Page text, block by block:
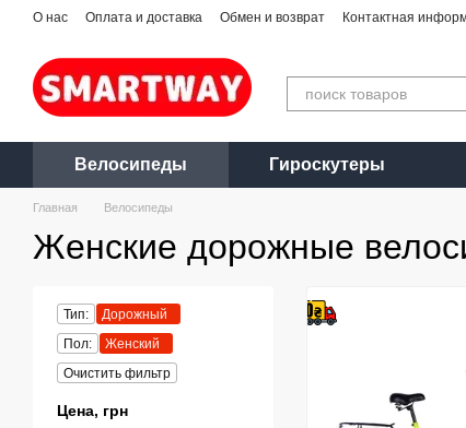
Перейти к основному контенту
О нас Оплата и доставка Обмен и возврат Контактная
Велосипеды Гироскутеры
Главная Велосипеды
Женские дорожные
Тип:
Дорожный
Пол:
Женский
Очистить фильтр
Цена, грн